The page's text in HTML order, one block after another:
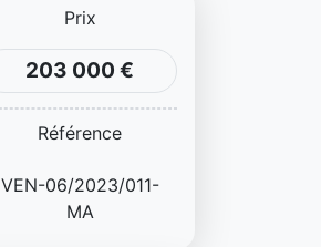
Prix
203 000 €
Référence
VEN-06/2023/011-
MA